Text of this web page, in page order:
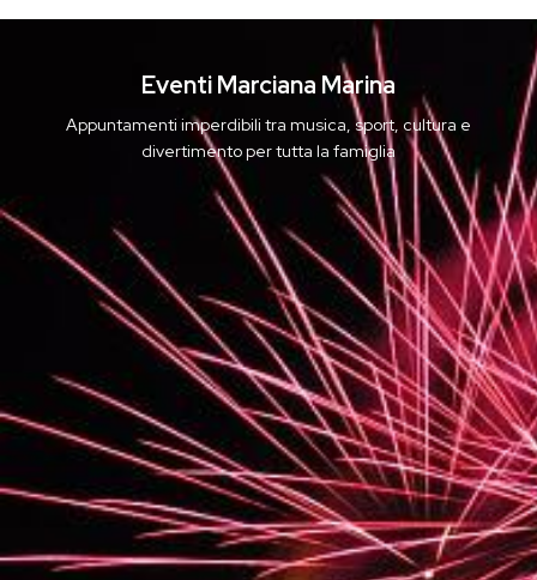
Eventi Marciana Marina
Appuntamenti imperdibili tra musica, sport, cultura e
divertimento per tutta la famiglia